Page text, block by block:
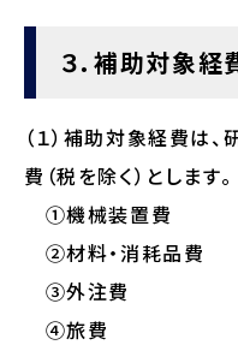
３．補助対象経
（１）補助対象経費は
費（税を除く）とします。
①機械装置費
②材料・消耗品費
③外注費
④旅費